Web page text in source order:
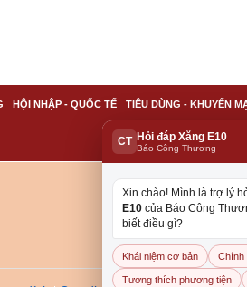
HỘI NHẬP - QUỐC TẾ TIÊU DÙNG - KHUYẾN
CT Hỏi đáp Xăng E10
Báo Công Thương
Xin chào! Mình là trợ lý
E10 của Báo Công
biết điều gì?
Khái niệm cơ bản Chính
Tương thích phương tiện